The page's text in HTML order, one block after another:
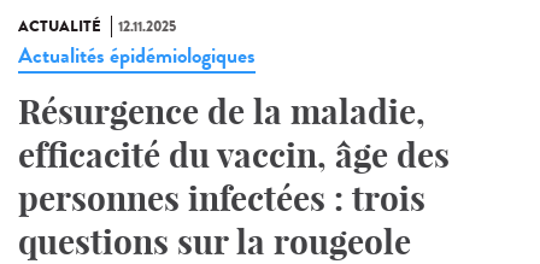
ACTUALITÉ 12.11.2025
Actualités épidémiologiques
Résurgence de la maladie,
efficacité du vaccin, âge des
personnes infectées : trois
questions sur la rougeole